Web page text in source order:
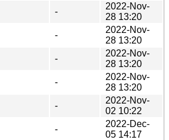
-
2022-Nov-
28 13:20
-
2022-Nov-
28 13:20
-
2022-Nov-
28 13:20
-
2022-Nov-
28 13:20
-
2022-Nov-
02 10:22
-
2022-Dec-
05 14:17